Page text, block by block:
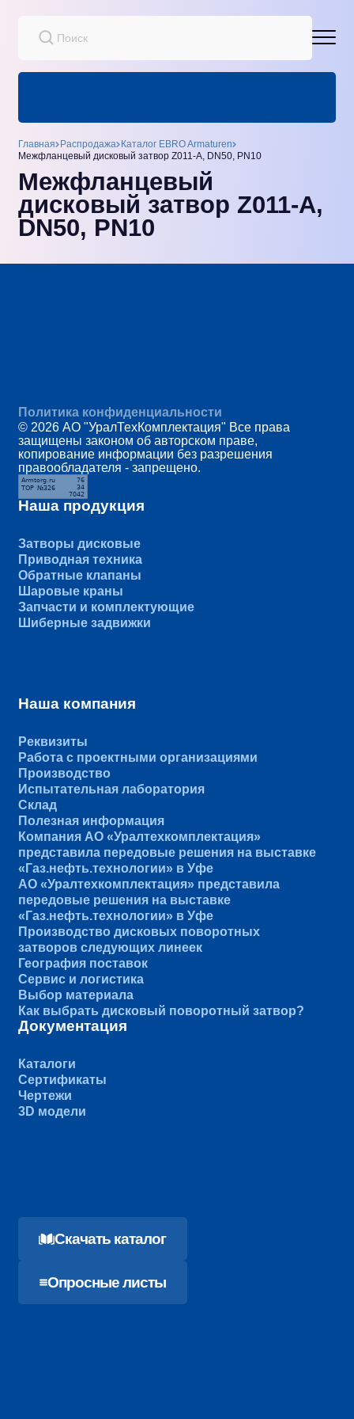
Главная Распродажа Каталог EBRO Armaturen
Межфланцевый дисковый затвор Z011-A, DN50, PN10
Межфланцевый
дисковый затвор Z011-A,
DN50, PN10
Политика конфиденциальности
© 2026 АО "УралТехКомплектация" Все права
защищены законом об авторском праве,
копирование информации без разрешения
правообладателя - запрещено.
Наша продукция
Затворы дисковые
Приводная техника
Обратные клапаны
Шаровые краны
Запчасти и комплектующие
Шиберные задвижки
Наша компания
Реквизиты
Работа с проектными организациями
Производство
Испытательная лаборатория
Склад
Полезная информация
Компания АО «Уралтехкомплектация»
представила передовые решения на выставке
«Газ.нефть.технологии» в Уфе
АО «Уралтехкомплектация» представила
передовые решения на выставке
«Газ.нефть.технологии» в Уфе
Производство дисковых поворотных
затворов следующих линеек
География поставок
Сервис и логистика
Выбор материала
Как выбрать дисковый поворотный затвор?
Документация
Каталоги
Сертификаты
Чертежи
3D модели
Cкачать каталог
Опросные листы